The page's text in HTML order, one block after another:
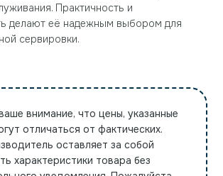
Практичность и
делают её надежным выбором для
сервировки.
внимание, что цены, указанные
отличаться от фактических.
оставляет за собой
характеристики товара без